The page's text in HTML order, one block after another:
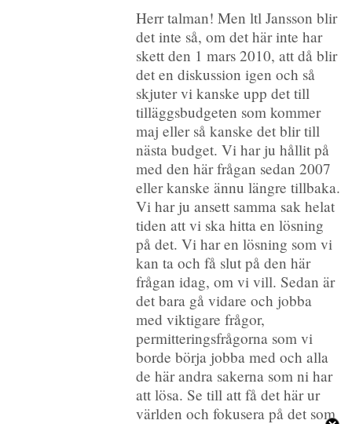
Herr talman! Men ltl Jansson blir
det inte så, om det här inte har
skett den 1 mars 2010, att då blir
det en diskussion igen och så
skjuter vi kanske upp det till
tilläggsbudgeten som kommer
maj eller så kanske det blir till
nästa budget. Vi har ju hållit på
med den här frågan sedan 2007
eller kanske ännu längre tillbaka.
Vi har ju ansett samma sak helat
tiden att vi ska hitta en lösning
på det. Vi har en lösning som vi
kan ta och få slut på den här
frågan idag, om vi vill. Sedan är
det bara gå vidare och jobba
med viktigare frågor,
permitteringsfrågorna som vi
borde börja jobba med och alla
de här andra sakerna som ni har
att lösa. Se till att få det här ur
världen och fokusera på det som